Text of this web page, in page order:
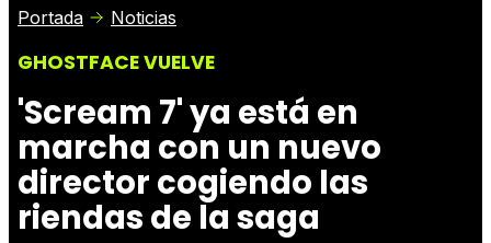
Críticas
Portada Noticias
GHOSTFACE VUELVE
'Scream 7' ya está en
marcha con un nuevo
director cogiendo las
riendas de la saga